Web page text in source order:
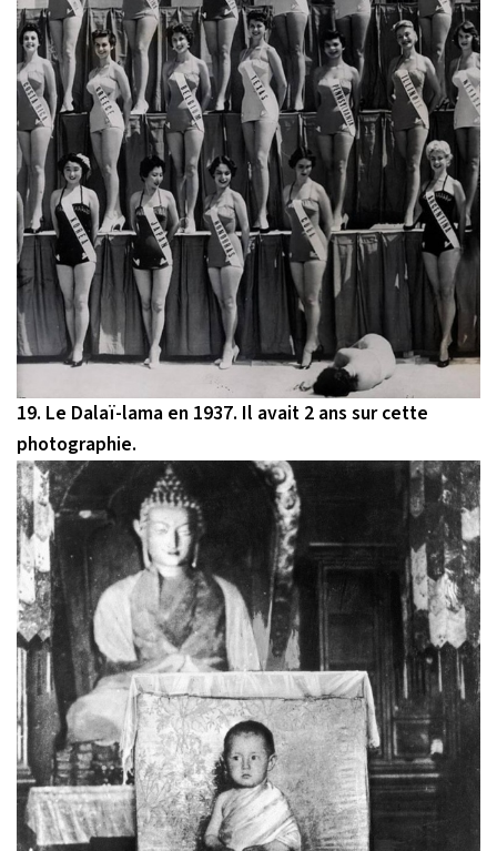
19. Le Dalaï-lama en 1937. Il avait 2 ans sur cette
photographie.